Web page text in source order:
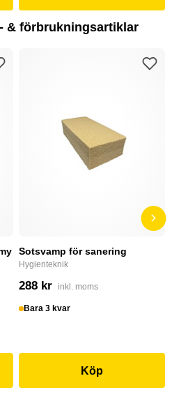
& förbrukningsartiklar
Sotsvamp för sanering
Hygienteknik
288 kr inkl. moms
Bara 3 kvar
Köp